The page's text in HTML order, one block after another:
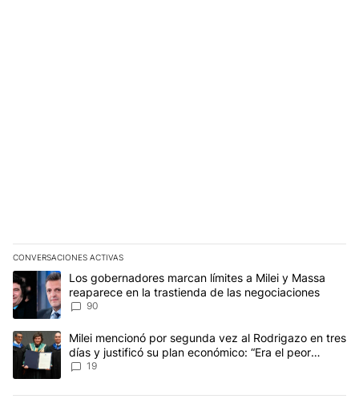
CONVERSACIONES ACTIVAS
Este listado muestra los artículos con más comentarios en los
Un artículo de tendencia con el título "Los gobernadores
Los gobernadores marcan límites a Milei y Massa
reaparece en la trastienda de las negociaciones
90
Un artículo de tendencia con el título "Milei mencionó por
Milei mencionó por segunda vez al Rodrigazo en tres
días y justificó su plan económico: “Era el peor
escenario posible”
19